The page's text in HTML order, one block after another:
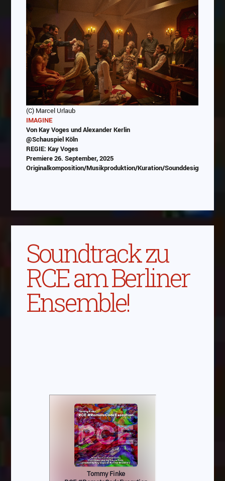
(C) Marcel Urlaub
IMAGINE
Von Kay Voges und Alexander Kerlin
@Schauspiel Köln
REGIE: Kay Voges
Premiere 26. September, 2025
Originalkomposition/Musikproduktion/Kuration/Sounddesign/
Abspielen
Das Video wird von Youtube eingebettet
Google
Soundtrack zu
RCE am Berliner
Ensemble!